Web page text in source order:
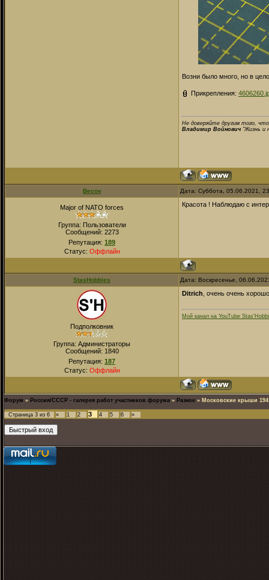
Возни было много, но в
Прикрепления:
Не доверяйте другим того,
Владимир Войнович "Жизнь и
Becov Дата: Суббота, 05.06.2021,
Major of NATO forces
Группа: Пользователи
Сообщений: 2273
Репутация: 189
Статус: Оффлайн
Красота ! Наблюдаю с
StasHobbies Дата: Воскресенье,
Подполковник
Группа: Администраторы
Сообщений: 1840
Репутация: 187
Статус: Оффлайн
Ditrich , очень очень
Мой канал на YouTube
Форум » Россия/СССР - галерея работ участников форума » Разное » Московские крыши
Страница 3 из 6 « 1 2 3 4 5 6 »